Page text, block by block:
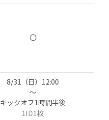
〇
8/31（日）12:00
～
キックオフ1時間半後
1ID1枚